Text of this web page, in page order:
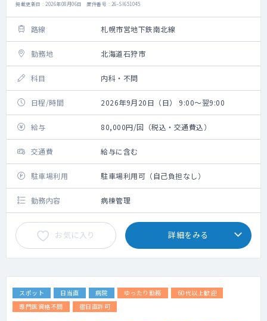
掲載更新日 : 2026年08月06日 案件番号 : 26-SI651045
路線 札幌市営地下鉄南北線
勤務地 北海道石狩市
科目 内科・不問
日程/時間 2026年9月20日（日） 9:00～翌9:00
給与 80,000円/回（税込・交通費込）
交通費 給与に含む
駐車場利用 駐車場利用可（自己負担なし）
勤務内容 病棟管理
お気に入り 詳細をみる
スポット 日当直 病院 ゆったり勤務
60代以上歓迎
専門医資格不問
宿日直許可